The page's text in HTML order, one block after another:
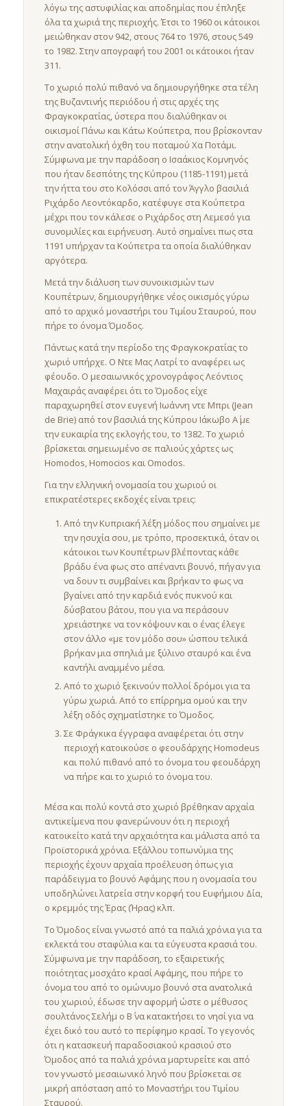
λόγω της αστυφιλίας και αποδημίας που έπληξε
όλα τα χωριά της περιοχής. Έτσι το 1960 οι κάτοικοι
μειώθηκαν στον 942, στους 764 το 1976, στους 549
το 1982. Στην απογραφή του 2001 οι κάτοικοι ήταν
311.
Το χωριό πολύ πιθανό να δημιουργήθηκε στα τέλη
της Βυζαντινής περιόδου ή στις αρχές της
Φραγκοκρατίας, ύστερα που διαλύθηκαν οι
οικισμοί Πάνω και Κάτω Κούπετρα, που βρίσκονταν
στην ανατολική όχθη του ποταμού Χα Ποτάμι.
Σύμφωνα με την παράδοση ο Ισαάκιος Κομνηνός
που ήταν δεσπότης της Κύπρου (1185-1191) μετά
την ήττα του στο Κολόσσι από τον Άγγλο βασιλιά
Ριχάρδο Λεοντόκαρδο, κατέφυγε στα Κούπετρα
μέχρι που τον κάλεσε ο Ριχάρδος στη Λεμεσό για
συνομιλίες και ειρήνευση. Αυτό σημαίνει πως στα
1191 υπήρχαν τα Κούπετρα τα οποία διαλύθηκαν
αργότερα.
Μετά την διάλυση των συνοικισμών των
Κουπέτρων, δημιουργήθηκε νέος οικισμός γύρω
από το αρχικό μοναστήρι του Τιμίου Σταυρού, που
πήρε το όνομα Όμοδος.
Πάντως κατά την περίοδο της Φραγκοκρατίας το
χωριό υπήρχε. Ο Ντε Μας Λατρί το αναφέρει ως
φέουδο. Ο μεσαιωνικός χρονογράφος Λεόντιος
Μαχαιράς αναφέρει ότι το Όμοδος είχε
παραχωρηθεί στον ευγενή Ιωάννη ντε Μπρι (Jean
de Brie) από τον βασιλιά της Κύπρου Ιάκωβο Α΄ με
την ευκαιρία της εκλογής του, το 1382. Το χωριό
βρίσκεται σημειωμένο σε παλιούς χάρτες ως
Homodos, Homocios και Omodos.
Για την ελληνική ονομασία του χωριού οι
επικρατέστερες εκδοχές είναι τρεις:
Από την Κυπριακή λέξη μόδος που σημαίνει με
την ησυχία σου, με τρόπο, προσεκτικά, όταν οι
κάτοικοι των Κουπέτρων βλέποντας κάθε
βράδυ ένα φως στο απέναντι βουνό, πήγαν για
να δουν τι συμβαίνει και βρήκαν το φως να
βγαίνει από την καρδιά ενός πυκνού και
δύσβατου βάτου, που για να περάσουν
χρειάστηκε να τον κόψουν και ο ένας έλεγε
στον άλλο «με τον μόδο σου» ώσπου τελικά
βρήκαν μια σπηλιά με ξύλινο σταυρό και ένα
καντήλι αναμμένο μέσα.
Από το χωριό ξεκινούν πολλοί δρόμοι για τα
γύρω χωριά. Από το επίρρημα ομού και την
λέξη οδός σχηματίστηκε το Όμοδος.
Σε Φράγκικα έγγραφα αναφέρεται ότι στην
περιοχή κατοικούσε ο φεουδάρχης Homodeus
και πολύ πιθανό από το όνομα του φεουδάρχη
να πήρε και το χωριό το όνομα του.
Μέσα και πολύ κοντά στο χωριό βρέθηκαν αρχαία
αντικείμενα που φανερώνουν ότι η περιοχή
κατοικείτο κατά την αρχαιότητα και μάλιστα από τα
Προϊστορικά χρόνια. Εξάλλου τοπωνύμια της
περιοχής έχουν αρχαία προέλευση όπως για
παράδειγμα το βουνό Αφάμης που η ονομασία του
υποδηλώνει λατρεία στην κορφή του Ευφήμιου Δία,
ο κρεμμός της Έρας (Ήρας) κλπ.
Το Όμοδος είναι γνωστό από τα παλιά χρόνια για τα
εκλεκτά του σταφύλια και τα εύγευστα κρασιά του.
Σύμφωνα με την παράδοση, το εξαιρετικής
ποιότητας μοσχάτο κρασί Αφάμης, που πήρε το
όνομα του από το ομώνυμο βουνό στα ανατολικά
του χωριού, έδωσε την αφορμή ώστε ο μέθυσος
σουλτάνος Σελήμ ο Β΄ να κατακτήσει το νησί για να
έχει δικό του αυτό το περίφημο κρασί. Το γεγονός
ότι η κατασκευή παραδοσιακού κρασιού στο
Όμοδος από τα παλιά χρόνια μαρτυρείτε και από
τον γνωστό μεσαιωνικό ληνό που βρίσκεται σε
μικρή απόσταση από το Μοναστήρι του Τιμίου
Σταυρού.